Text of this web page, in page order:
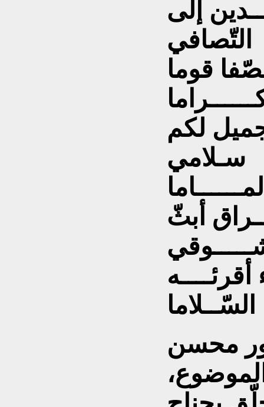
إلى
التّصافي
قوما
لكم
سـلامي
أبثّ
السّــلاما
محسن